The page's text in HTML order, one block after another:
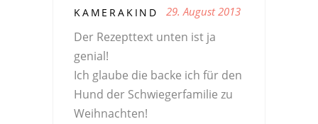
KAMERAKIND 29. August 2013
Der Rezepttext unten ist ja
genial!
Ich glaube die backe ich für den
Hund der Schwiegerfamilie zu
Weihnachten!